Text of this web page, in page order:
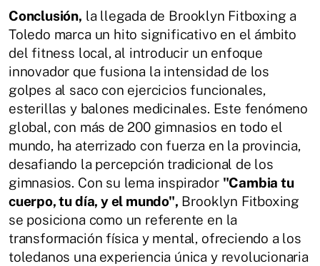
Conclusión, la llegada de Brooklyn Fitboxing a
Toledo marca un hito significativo en el ámbito
del fitness local, al introducir un enfoque
innovador que fusiona la intensidad de los
golpes al saco con ejercicios funcionales,
esterillas y balones medicinales. Este fenómeno
global, con más de 200 gimnasios en todo el
mundo, ha aterrizado con fuerza en la provincia,
desafiando la percepción tradicional de los
gimnasios. Con su lema inspirador "Cambia tu
cuerpo, tu día, y el mundo", Brooklyn Fitboxing
se posiciona como un referente en la
transformación física y mental, ofreciendo a los
toledanos una experiencia única y revolucionaria